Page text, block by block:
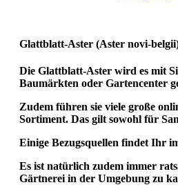
Glattblatt-Aster (Aster novi-
Die Glattblatt-Aster wird es mit
Baumärkten oder Gartencenter
Zudem führen sie viele große
Sortiment. Das gilt sowohl für
Einige Bezugsquellen findet Ihr
Es ist natürlich zudem immer
Gärtnerei in der Umgebung zu